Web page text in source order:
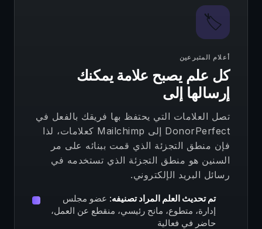
🏷️
أعلام المتبرعين
كل علم يصبح علامة يمكنك
إرسالها إلى
تصل العلامات التي يحتفظ بها فريقك بالفعل في
DonorPerfect إلى Mailchimp كعلامات، لذا
فإن منطق التجزئة الذي قمت ببنائه على مر
السنين هو منطق التجزئة الذي تستخدمه في
رسائل البريد الإلكتروني.
تم تحديث العلم المراد تصنيفه: عضو مجلس
إدارة، متطوع، مانح رئيسي، منقطع عن العمل،
حاضر في فعالية